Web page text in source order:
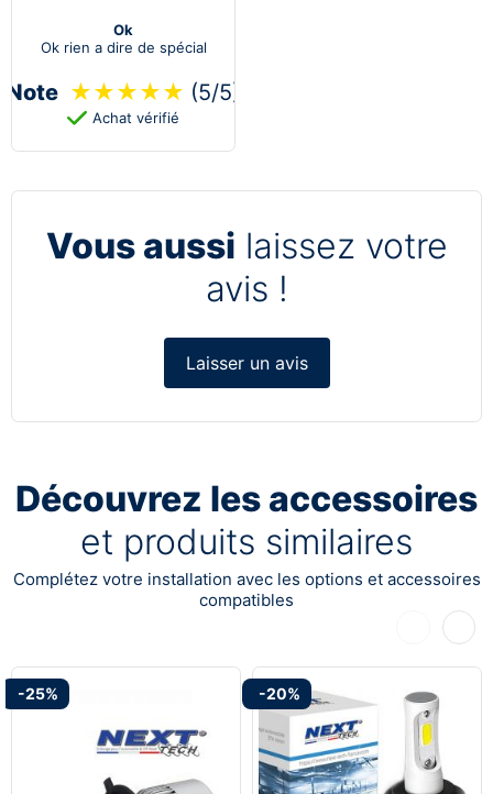
Ok
Ok rien a dire de spécial
Note ★★★★★ (5/5)
Achat vérifié
Vous aussi laissez votre
avis !
Laisser un avis
Découvrez les accessoires
et produits similaires
Complétez votre installation avec les options et accessoires
compatibles
Précédent
-25% -20%